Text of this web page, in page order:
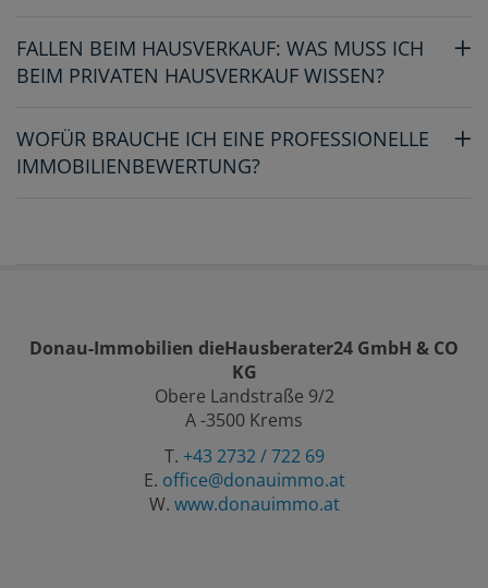
FALLEN BEIM HAUSVERKAUF: WAS MUSS ICH
BEIM PRIVATEN HAUSVERKAUF WISSEN?
WOFÜR BRAUCHE ICH EINE PROFESSIONELLE
IMMOBILIENBEWERTUNG?
Donau-Immobilien dieHausberater24 GmbH & CO
KG
Obere Landstraße 9/2
A -3500 Krems
T. +43 2732 / 722 69
E. office@donauimmo.at
W. www.donauimmo.at